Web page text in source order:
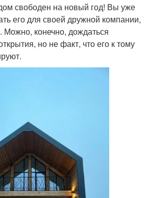
свободен на новый год! Вы уже
его для своей дружной компании,
Можно, конечно, дождаться
но не факт, что его к тому